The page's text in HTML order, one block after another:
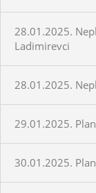
28.01.2025.
Ladimirevci
28.01.2025.
29.01.2025.
30.01.2025.